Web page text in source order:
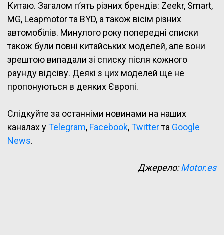
Китаю. Загалом п’ять різних брендів: Zeekr, Smart,
MG, Leapmotor та BYD, а також вісім різних
автомобілів. Минулого року попередні списки
також були повні китайських моделей, але вони
зрештою випадали зі списку після кожного
раунду відсіву. Деякі з цих моделей ще не
пропонуються в деяких Європі.
Слідкуйте за останніми новинами на наших
каналах уTelegram, Facebook,Twitterта Google
News.
Джерело:Motor.es